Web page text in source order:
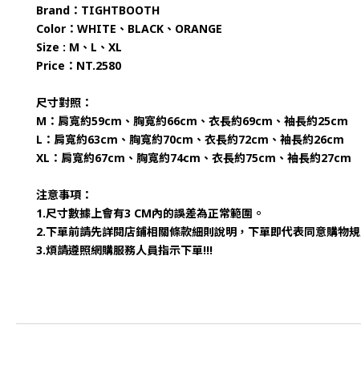
Brand：TIGHTBOOTH
Color：WHITE、BLACK、ORANGE
Size : M、L、XL
Price：NT.2580
尺寸對照：
M：肩寬約59cm、胸寬約66cm、衣長約69cm、袖長約25cm
L：肩寬約63cm、胸寬約70cm、衣長約72cm、袖長約26cm
XL：肩寬約67cm、胸寬約74cm、衣長約75cm、袖長約27cm
注意事項：
1.尺寸數據上會有3 CM內的誤差為正常範圍。
2.下單前請先詳閱店鋪相關條款細則說明，下單即代表同意購物
3.煩請遵照網購服務人員指示下單!!!